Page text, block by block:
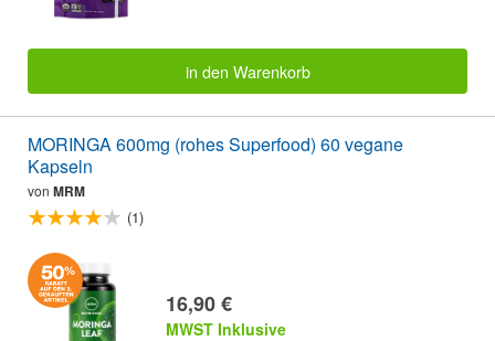
in den Warenkorb
MORINGA 600mg (rohes Superfood) 60 vegane
Kapseln
von MRM
(1)
16,90 €
MWST Inklusive